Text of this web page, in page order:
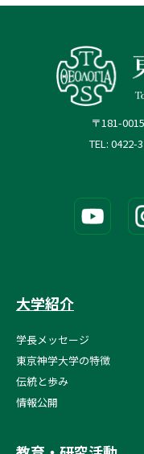
〒181-
TEL: 0422-
大学紹介
学長メッセージ
東京神学大学の特徴
伝統と歩み
情報公開